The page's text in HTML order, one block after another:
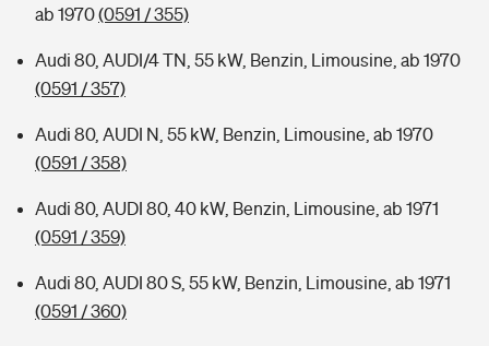
ab 1970(0591 / 355)
Audi 80, AUDI/4 TN, 55 kW, Benzin, Limousine, ab 1970
(0591 / 357)
Audi 80, AUDI N, 55 kW, Benzin, Limousine, ab 1970
(0591 / 358)
Audi 80, AUDI 80, 40 kW, Benzin, Limousine, ab 1971
(0591 / 359)
Audi 80, AUDI 80 S, 55 kW, Benzin, Limousine, ab 1971
(0591 / 360)